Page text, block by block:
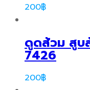
200฿
ดูดส้วม สูบ
7426
200฿